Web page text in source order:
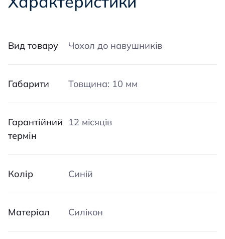
Вид товару Чохол до навушників
Габарити Товщина: 10 мм
Гарантійний
термін
12 місяців
Колір Синій
Матеріал Силікон